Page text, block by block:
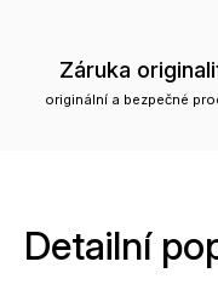
Záruka
originální a bezpečné
Detailní